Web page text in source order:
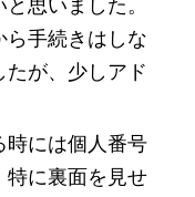
思いました。
ら手続きはしな
が、少しアド
時には個人番号
特に裏面を見せ